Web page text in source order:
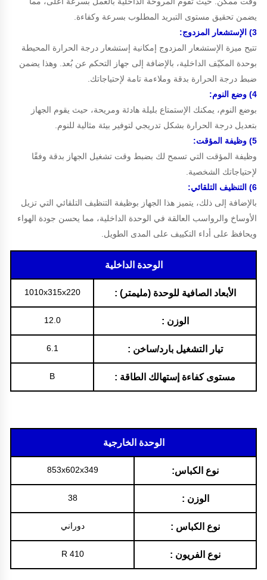
يضمن تحقيق مستوى التبريد المطلوب بسرعة وكفاءة.
3) الإستشعار المزدوج:
تتيح ميزة الإستشعار المزدوج إمكانية إستشعار درجة الحرارة المحيطة
بوحدة المكيّف الداخلية، بالإضافة إلى جهاز التحكم عن بُعد. وهذا يضمن
ضبط درجة الحرارة بدقة وملاءمة تامة لإحتياجاتك.
4) وضع النوم:
بوضع النوم، يمكنك الإستمتاع بليلة هادئة ومريحة، حيث يقوم الجهاز
بتعديل درجة الحرارة بشكل تدريجي لتوفير بيئة مثالية للنوم.
5) وظيفة المؤقت:
وظيفة المؤقت التي تسمح لك بضبط وقت تشغيل الجهاز بدقة وفقًا
لإحتياجاتك الشخصية.
6) التنظيف التلقائي:
بالإضافة إلى ذلك، يتميز هذا الجهاز بوظيفة التنظيف التلقائي التي تزيل
الأوساخ والرواسب العالقة في الوحدة الداخلية، مما يحسن جودة الهواء
ويحافظ على أداء التكييف على المدى الطويل.
الوحدة الداخلية
الأبعاد الصافية للوحدة (مليمتر) : 1010x315x220
الوزن : 12.0
تيار التشغيل بارد/ساخن : 6.1
مستوى كفاءة إستهالك الطاقة : B
الوحدة الخارجية
نوع الكباس: 853x602x349
الوزن : 38
نوع الكباس : دوراني
نوع الفريون : R 410